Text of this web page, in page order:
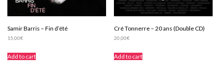
Samir Barris – Fin d’été
15,00€
Add to cart
Cré Tonnerre – 20 ans (Double CD)
20,00€
Add to cart